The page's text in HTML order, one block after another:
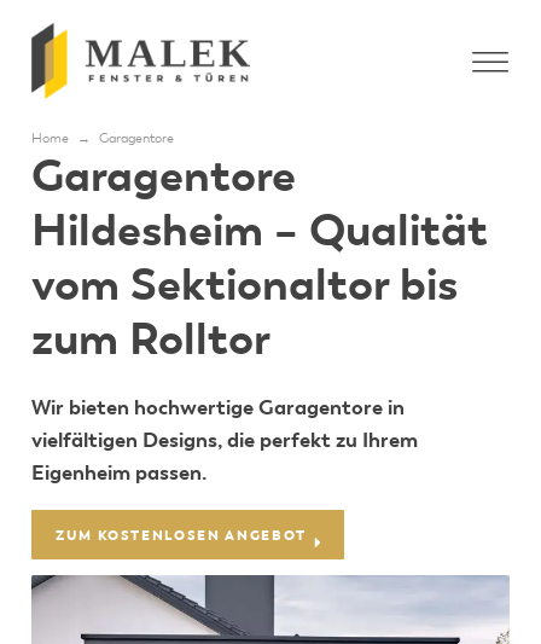
Home → Garagentore
Garagentore
Hildesheim – Qualität
vom Sektionaltor bis
zum Rolltor
Wir bieten hochwertige Garagentore in
vielfältigen Designs, die perfekt zu Ihrem
Eigenheim passen.
ZUM KOSTENLOSEN ANGEBOT